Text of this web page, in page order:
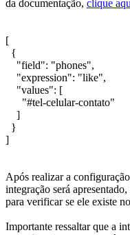
da documentação, clique
[
{
"field": "phones",
"expression": "like",
"values": [
"#tel-celular-contato"
]
}
]
Após realizar a
integração será
para verificar se ele existe
Importante ressaltar que a